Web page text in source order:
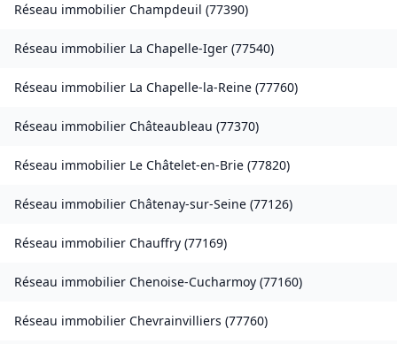
Réseau immobilier Champdeuil (77390)
Réseau immobilier La Chapelle-Iger (77540)
Réseau immobilier La Chapelle-la-Reine (77760)
Réseau immobilier Châteaubleau (77370)
Réseau immobilier Le Châtelet-en-Brie (77820)
Réseau immobilier Châtenay-sur-Seine (77126)
Réseau immobilier Chauffry (77169)
Réseau immobilier Chenoise-Cucharmoy (77160)
Réseau immobilier Chevrainvilliers (77760)